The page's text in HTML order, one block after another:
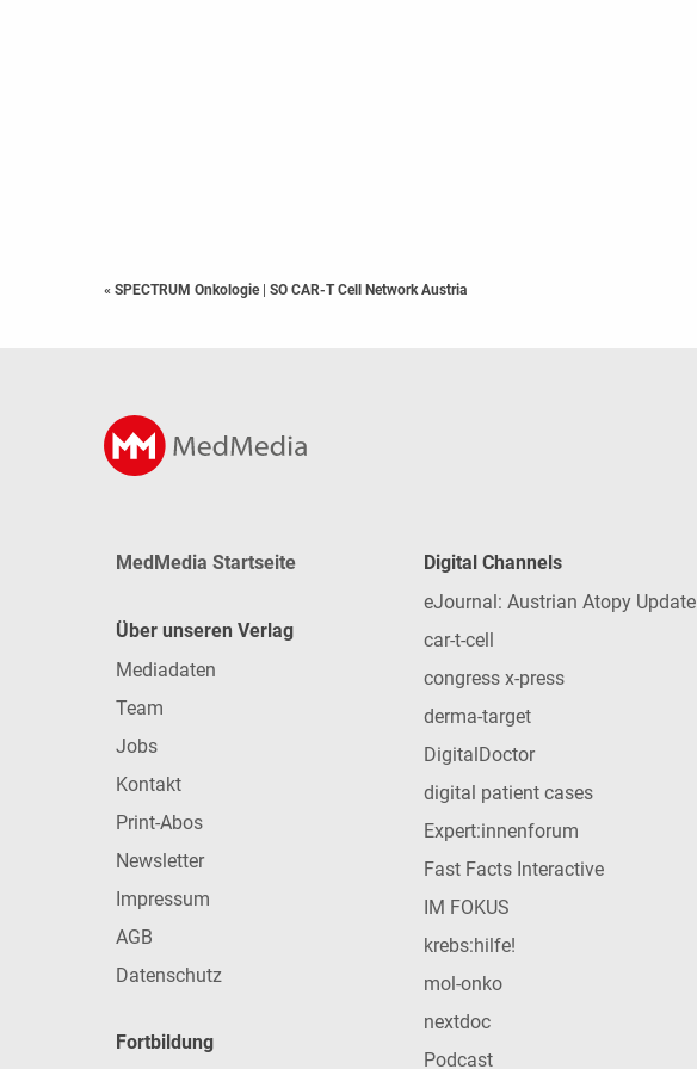
« SPECTRUM Onkologie | SO CAR-T Cell Network Austria
MedMedia Startseite
Über unseren Verlag
Mediadaten
Team
Jobs
Kontakt
Print-Abos
Newsletter
Impressum
AGB
Datenschutz
Fortbildung
Digital Channels
eJournal: Austrian Atopy Update
car-t-cell
congress x-press
derma-target
DigitalDoctor
digital patient cases
Expert:innenforum
Fast Facts Interactive
IM FOKUS
krebs:hilfe!
mol-onko
nextdoc
Podcast